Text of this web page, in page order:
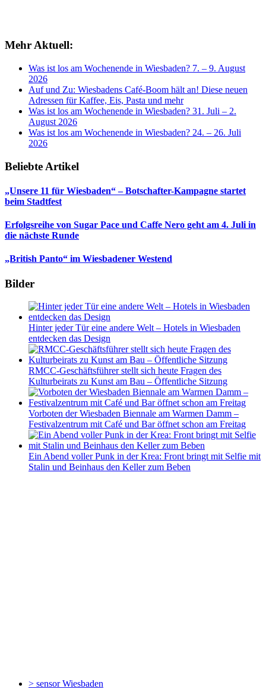
Mehr Aktuell:
Was ist los am Wochenende in Wiesbaden? 7. – 9. August
2026
Auf und Zu: Wiesbadens Café-Boom hält an! Diese neuen
Adressen für Kaffee, Eis, Pasta und mehr
Was ist los am Wochenende in Wiesbaden? 31. Juli – 2.
August 2026
Was ist los am Wochenende in Wiesbaden? 24. – 26. Juli
2026
Beliebte Artikel
„Unsere 11 für Wiesbaden“ – Botschafter-Kampagne startet
beim Stadtfest
Erfolgsreihe von Sugar Pace und Caffe Nero geht am 4. Juli in
die nächste Runde
„British Panto“ im Wiesbadener Westend
Bilder
Hinter jeder Tür eine andere Welt – Hotels in Wiesbaden
entdecken das Design
RMCC-Geschäftsführer stellt sich heute Fragen des
Kulturbeirats zu Kunst am Bau – Öffentliche Sitzung
Vorboten der Wiesbaden Biennale am Warmen Damm –
Festivalzentrum mit Café und Bar öffnet schon am Freitag
Ein Abend voller Punk in der Krea: Front bringt mit Selfie mit
Stalin und Beinhaus den Keller zum Beben
> sensorWiesbaden